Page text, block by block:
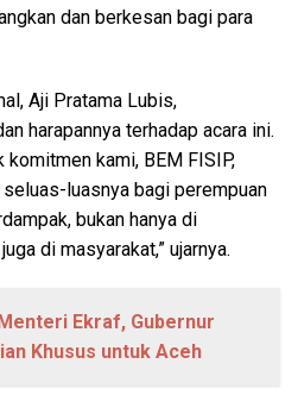
dan berkesan bagi para
Aji Pratama Lubis,
harapannya terhadap acara ini.
komitmen kami, BEM FISIP,
luasnya bagi perempuan
bukan hanya di
di masyarakat,” ujarnya.
Ekraf, Gubernur
Khusus untuk Aceh